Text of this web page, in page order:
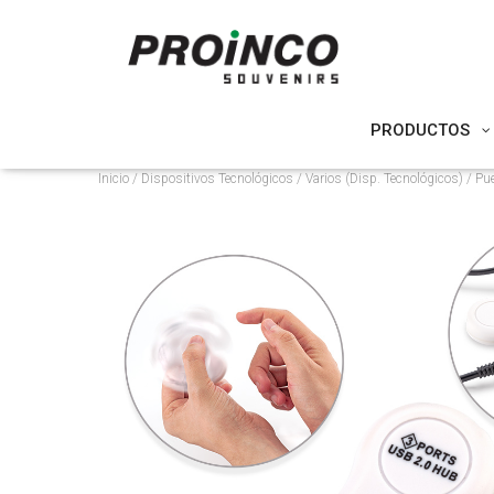
PRODUCTOS
Inicio/ Dispositivos Tecnológicos / Varios (Disp. Tecnológicos) /